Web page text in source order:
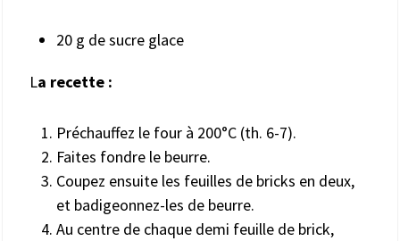
20 g de sucre glace
La recette :
Préchauffez le four à 200°C (th. 6-7).
Faites fondre le beurre.
Coupez ensuite les feuilles de bricks en deux,
et badigeonnez-les de beurre.
Au centre de chaque demi feuille de brick,